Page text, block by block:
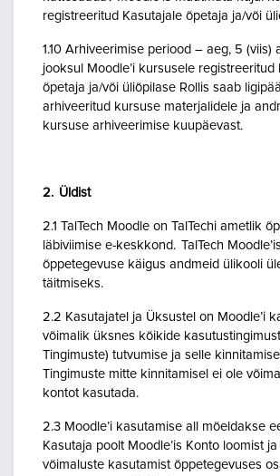
registreeritud Kasutajale õpetaja ja/või
1.10 Arhiveerimise periood – aeg, 5 (viis)
jooksul Moodle’i kursusele registreeritud
õpetaja ja/või üliõpilase Rollis saab
arhiveeritud kursuse materjalidele ja
kursuse arhiveerimise kuupäevast.
2. Üldist
2.1 TalTech Moodle on TalTechi ametlik
läbiviimise e-keskkond. TalTech
õppetegevuse käigus andmeid ülikooli
täitmiseks.
2.2 Kasutajatel ja Üksustel on Moodle’i
võimalik üksnes kõikide
Tingimuste) tutvumise ja selle
Tingimuste mitte kinnitamisel ei ole
kontot kasutada.
2.3 Moodle’i kasutamise all mõeldakse
Kasutaja poolt Moodle’is Konto loomist ja
võimaluste kasutamist õppetegevuses